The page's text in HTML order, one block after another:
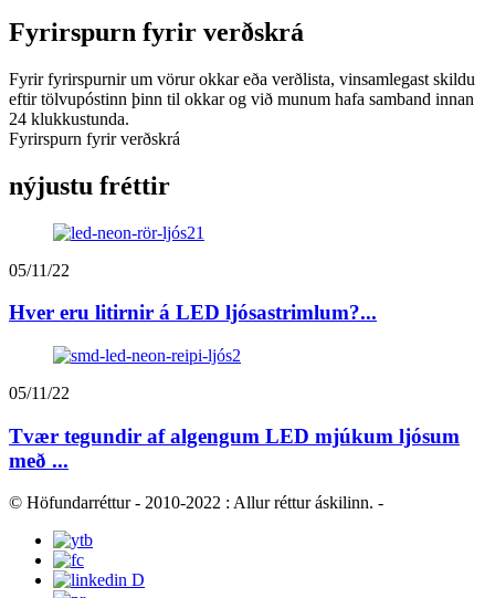
Fyrirspurn fyrir verðskrá
Fyrir fyrirspurnir um vörur okkar eða verðlista, vinsamlegast skildu
eftir tölvupóstinn þinn til okkar og við munum hafa samband innan
24 klukkustunda.
Fyrirspurn fyrir verðskrá
nýjustu fréttir
05/11/22
Hver eru litirnir á LED ljósastrimlum?...
05/11/22
Tvær tegundir af algengum LED mjúkum ljósum
með ...
© Höfundarréttur - 2010-2022 : Allur réttur áskilinn. -